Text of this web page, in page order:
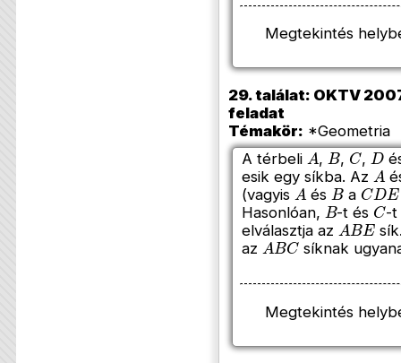
Megtekintés
29. találat: OKTV
feladat
Témakör: *Geometria
A térbeli A,B, C, D
esik egy síkba. Az A
(vagyis A ésB a CDE
Hasonlóan, B-t és C-t
elválasztja az A BE
az ABCsíknak
Megtekintés